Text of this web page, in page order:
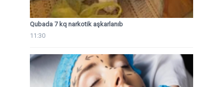
Qubada 7 kq narkotik aşkarlanıb
11:30